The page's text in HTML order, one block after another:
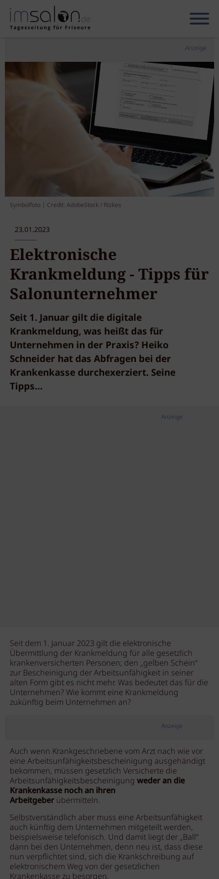
Anzeige
Symbolfoto | Credit: AdobeStock / fitzkes
23.01.2023
Elektronische
Krankmeldung - Tipps für
Salonunternehmer
Seit 1. Januar gilt die digitale
Krankmeldung, was heißt das für
Unternehmen in der Praxis? Heiko
Schneider hat das Abfragen bei der
Krankenkasse durchexerziert. Seine
Tipps…
Anzeige
Seit dem 1. Januar 2023 gilt die elektronische
Übermittlung der Krankmeldung für alle gesetzlich
krankenversicherten Personen; den „gelben Schein“
zur Bescheinigung der Arbeitsunfähigkeit in seiner
alten Form gibt es nicht mehr. Was bedeutet das für die
Unternehmen? Wie kommt eine Krankmeldung
zukünftig beim Unternehmen an?
Anzeige
Auch wenn Krankgeschriebene vom Arzt nach wie vor
eine Arbeitsunfähigkeitsbescheinigung ausgehändigt
bekommen, müssen gesetzlich Versicherte die
Arbeitsunfähigkeitsbescheinigung weder an die
Krankenkasse noch an ihren
Arbeitgeber übermitteln.
Selbstverständlich aber muss eine Arbeitsunfähigkeit
auch künftig dem Unternehmen mitgeteilt werden,
beispielsweise telefonisch. Und damit liegt der „Ball“
dann bei den Unternehmen, denn neu ist, dass diese
nun verpflichtet sind, sich die Krankschreibung auf
elektronischem Weg von der gesetzlichen